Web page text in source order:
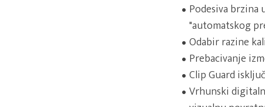
Podesiva
"automatskog
Odabir razine
Prebacivanje
Clip Guard
Vrhunski